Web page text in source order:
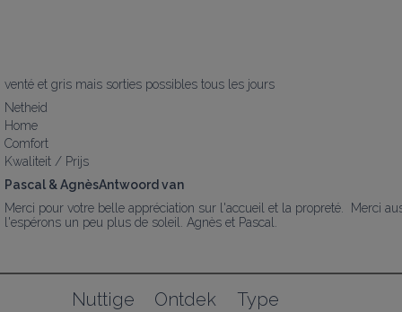
venté et gris mais sorties possibles tous les jours
Netheid
Home
Comfort
Kwaliteit / Prijs
Pascal & AgnèsAntwoord van
Merci pour votre belle appréciation sur l'accueil et la propreté.  Merci
l'espérons un peu plus de soleil. Agnès et Pascal.
Nuttige
Ontdek
Type